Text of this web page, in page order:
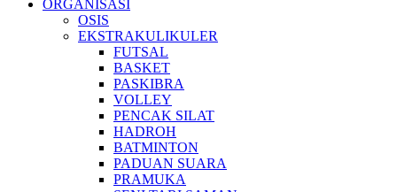
ORGANISASI
OSIS
EKSTRAKULIKULER
FUTSAL
BASKET
PASKIBRA
VOLLEY
PENCAK SILAT
HADROH
BATMINTON
PADUAN SUARA
PRAMUKA